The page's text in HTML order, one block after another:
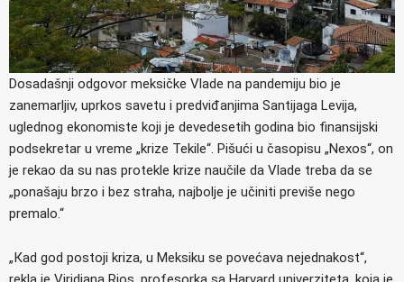
Dosadašnji odgovor meksičke Vlade na pandemiju bio je
zanemarljiv, uprkos savetu i predviđanjima Santijaga Levija,
uglednog ekonomiste koji je devedesetih godina bio finansijski
podsekretar u vreme „krize Tekile“. Pišući u časopisu „Nexos“, on
je rekao da su nas protekle krize naučile da Vlade treba da se
„ponašaju brzo i bez straha, najbolje je učiniti previše nego
premalo.“
„Кad god postoji kriza, u Meksiku se povećava nejednakost“,